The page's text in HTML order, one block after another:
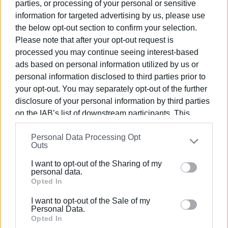
parties, or processing of your personal or sensitive
information for targeted advertising by us, please use
the below opt-out section to confirm your selection.
Please note that after your opt-out request is
processed you may continue seeing interest-based
ads based on personal information utilized by us or
personal information disclosed to third parties prior to
your opt-out. You may separately opt-out of the further
disclosure of your personal information by third parties
on the IAB’s list of downstream participants. This
information may also be disclosed by us to third parties
on theIAB’s List of Downstream Participants
that may
further disclose it to other third parties.
Please note that this website/app uses one or more
Google services and may gather and store information
behaviour. You may click to grant or deny consent to
Google and its third-party tags to use your data for
Personal Data Processing Opt
Outs
I want to opt-out of the Sharing of my
personal data.
Opted In
I want to opt-out of the Sale of my
Personal Data.
Opted In
της κυβέρνηση ο κ. Κικίλιας υποσκάπτει με τον τρόπο
αυτό την όποια εικόνα έχει μέχρι σήμερα το
Νοσοκομείο μας.
Πόσες φορές το κόμμα μου, εγώ, όλοι οι θεσμικοί και
συνδικαλιστικοί παράγοντες αυτού του τόπου δεν
ζητήσαμε να προσληφθεί προσωπικό;
Η συμπεριφορά αυτή της κυβέρνησης, με την ηχηρή
διορισμένη σιωπή του Διοικητή του Νοσοκομείου,
προβλήματα υποστελέχωσης και υποχρηματοδότησης
αντί να αυξάνεται! Δεν έχει διατεθεί καμία θέση
μόνιμου ιατρού στο Νοσοκομείο της Κέρκυρας από τις
τελευταίες προκηρύξεις για την πρόσληψη
προσωπικού σε νοσοκομειακές μονάδες.
Ας μάθουν οι συμπολίτες μου ότι στη διάρκεια της